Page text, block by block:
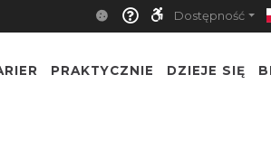
Dostępność
PRAKTYCZNIE DZIEJE SIĘ